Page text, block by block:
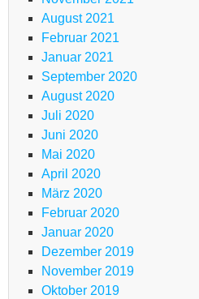
August 2021
Februar 2021
Januar 2021
September 2020
August 2020
Juli 2020
Juni 2020
Mai 2020
April 2020
März 2020
Februar 2020
Januar 2020
Dezember 2019
November 2019
Oktober 2019